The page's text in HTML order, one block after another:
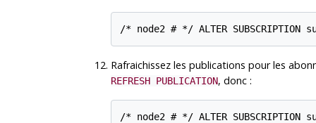
Rafraichissez les publications pour les
REFRESH PUBLICATION, donc :